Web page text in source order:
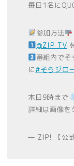
毎日1名に
参加方法
@ZIP_TV
番組内で
に#そらジロ
本日9時まで
詳細は画像を
— ZIP! 【公